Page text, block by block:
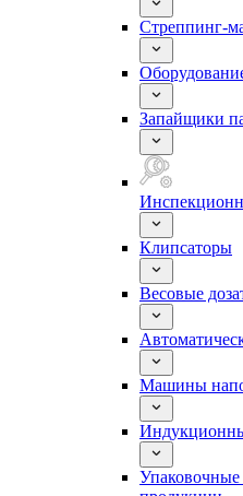
Стреппинг-
Запайщики
Клипсаторы
Весовые
Машины